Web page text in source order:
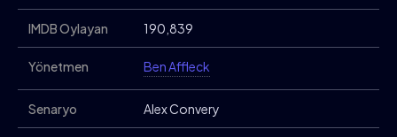
IMDB Oylayan 190,839
Yönetmen Ben Affleck
Senaryo Alex Convery